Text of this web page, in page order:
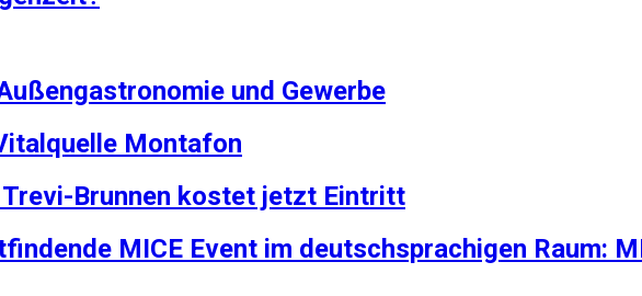
und Gewerbe
Montafon
Brunnen kostet jetzt Eintritt
MICE Event im deutschsprachigen Raum: